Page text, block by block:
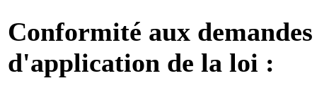
Conformité aux
d'application de la loi :